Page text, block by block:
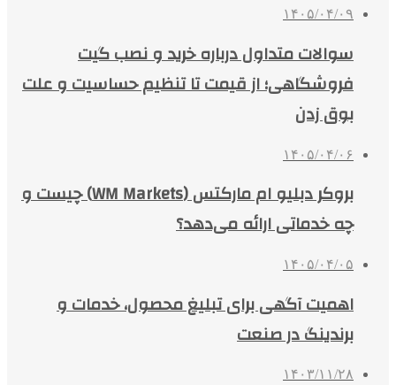
۱۴۰۵/۰۴/۰۹
سوالات متداول درباره خرید و نصب گیت
فروشگاهی؛ از قیمت تا تنظیم حساسیت و علت
بوق زدن
۱۴۰۵/۰۴/۰۶
بروکر دبلیو ام مارکتس (WM Markets) چیست و
چه خدماتی ارائه می‌دهد؟
۱۴۰۵/۰۴/۰۵
اهمیت آگهی برای تبلیغ محصول، خدمات و
برندینگ در صنعت
۱۴۰۳/۱۱/۲۸